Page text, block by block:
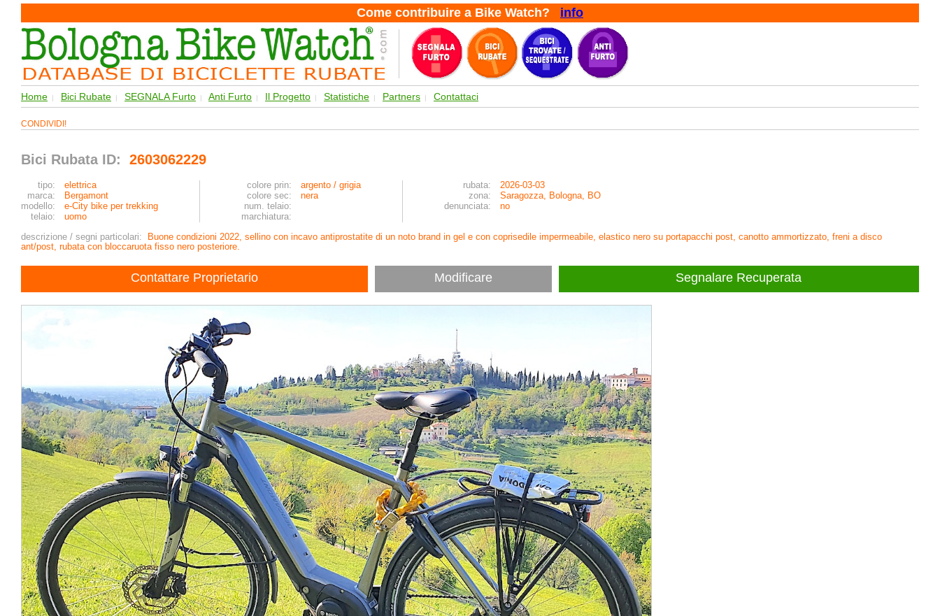
Come contribuire a Bike Watch? info
Home | Bici Rubate | SEGNALA Furto | Anti Furto | Il Progetto | Statistiche | Partners | Contattaci
CONDIVIDI!
Bici Rubata ID: 2603062229
tipo: elettrica colore prin: argento / grigia rubata:
2026-03-03
marca:
Bergamont colore sec: nera zona:
Saragozza, Bologna, BO
modello:
e-City bike per trekking num. telaio: denunciata:
no
telaio:
uomo
marchiatura:
descrizione / segni particolari:
Buone condizioni 2022, sellino con incavo antiprostatite di un noto brand in gel e con coprisedile impermeabile, elastico nero su portapacchi post, canotto ammortizzato, freni a disco
ant/post, rubata con bloccaruota fisso nero posteriore.
Contattare Proprietario Modificare Segnalare Recuperata